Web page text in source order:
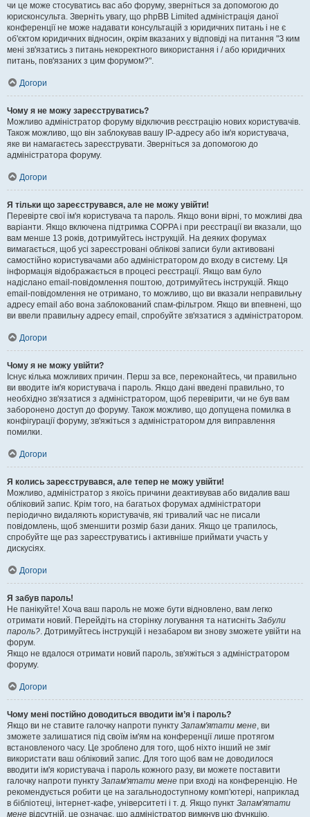
чи це може стосуватись вас або форуму, зверніться за допомогою до
юрисконсульта. Зверніть увагу, що phpBB Limited адміністрація даної
конференції не може надавати консультацій з юридичних питань і не є
об'єктом юридичних відносин, окрім вказаних у відповіді на питання "З ким
мені зв'язатись з питань некоректного використання і / або юридичних
питань, пов'язаних з цим форумом?".
Догори
Чому я не можу зареєструватись?
Можливо адміністратор форуму відключив реєстрацію нових користувачів.
Також можливо, що він заблокував вашу IP-адресу або ім'я користувача,
яке ви намагаєтесь зареєструвати. Зверніться за допомогою до
адміністратора форуму.
Догори
Я тільки що зареєструвався, але не можу увійти!
Перевірте свої ім'я користувача та пароль. Якщо вони вірні, то можливі два
варіанти. Якщо включена підтримка COPPA і при реєстрації ви вказали, що
вам менше 13 років, дотримуйтесь інструкцій. На деяких форумах
вимагається, щоб усі зареєстровані облікові записи були активовані
самостійно користувачами або адміністратором до входу в систему. Ця
інформація відображається в процесі реєстрації. Якщо вам було
надіслано email-повідомлення поштою, дотримуйтесь інструкцій. Якщо
email-повідомлення не отримано, то можливо, що ви вказали неправильну
адресу email або вона заблокований спам-фільтром. Якщо ви впевнені, що
ви ввели правильну адресу email, спробуйте зв'язатися з адміністратором.
Догори
Чому я не можу увійти?
Існує кілька можливих причин. Перш за все, переконайтесь, чи правильно
ви вводите ім'я користувача і пароль. Якщо дані введені правильно, то
необхідно зв'язатися з адміністратором, щоб перевірити, чи не був вам
заборонено доступ до форуму. Також можливо, що допущена помилка в
конфігурації форуму, зв'яжіться з адміністратором для виправлення
помилки.
Догори
Я колись зареєструвався, але тепер не можу увійти!
Можливо, адміністратор з якоїсь причини деактивував або видалив ваш
обліковий запис. Крім того, на багатьох форумах адміністратори
періодично видаляють користувачів, які тривалий час не писали
повідомлень, щоб зменшити розмір бази даних. Якщо це трапилось,
спробуйте ще раз зареєструватись і активніше приймати участь у
дискусіях.
Догори
Я забув пароль!
Не панікуйте! Хоча ваш пароль не може бути відновлено, вам легко
отримати новий. Перейдіть на сторінку логування та натисніть Забули
пароль?. Дотримуйтесь інструкцій і незабаром ви знову зможете увійти на
форум.
Якщо не вдалося отримати новий пароль, зв'яжіться з адміністратором
форуму.
Догори
Чому мені постійно доводиться вводити ім’я і пароль?
Якщо ви не ставите галочку напроти пункту Запам'ятати мене, ви
зможете залишатися під своїм ім'ям на конференції лише протягом
встановленого часу. Це зроблено для того, щоб ніхто інший не зміг
використати ваш обліковий запис. Для того щоб вам не доводилося
вводити ім'я користувача і пароль кожного разу, ви можете поставити
галочку напроти пункту Запам'ятати мене при вході на конференцію. Не
рекомендується робити це на загальнодоступному комп'ютері, наприклад
в бібліотеці, інтернет-кафе, університеті і т. д. Якщо пункт Запам'ятати
мене відсутній, це означає, що адміністратор вимкнув цю функцію.